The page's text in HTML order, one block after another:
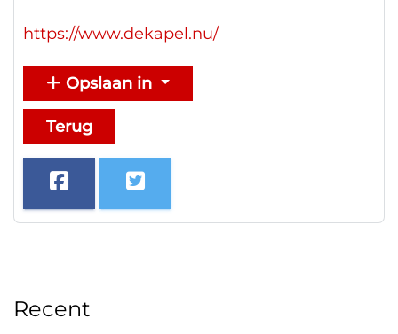
https://www.dekapel.nu/
Opslaan in
Terug
Recent